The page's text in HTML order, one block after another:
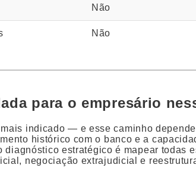
Não
Não
para o empresário
indicado — e esse caminho
histórico com o banco e a
estratégico é mapear todas
negociação extrajudicial e